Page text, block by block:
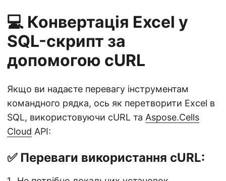
💻 Конвертація Excel у
SQL-скрипт за
допомогою cURL
Якщо ви надаєте перевагу інструментам
командного рядка, ось як перетворити Excel в
SQL, використовуючи cURL та Aspose.Cells
Cloud API:
✅ Переваги використання cURL: